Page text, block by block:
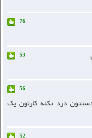
76
53
56
دستتون درد نکنه کارتون یک
52